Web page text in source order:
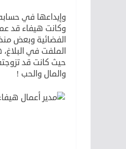
وإيداعها في
وكانت هيفاء قد
الفضائية وبعض
الملفت في
حيث كانت قد
والمال والحب !